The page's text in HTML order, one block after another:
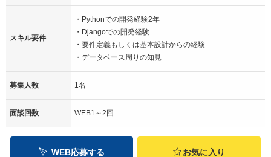
スキル要件
・Pythonでの開発経験2年
・Djangoでの開発経験
・要件定義もしくは基本設計からの経験
・データベース周りの知見
募集人数 1名
面談回数 WEB1～2回
WEB応募する お気に入り